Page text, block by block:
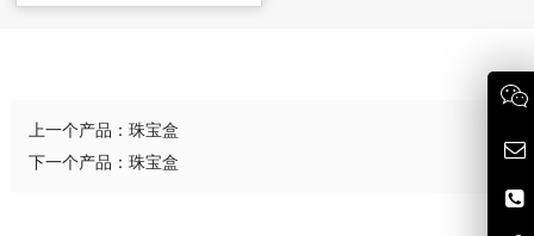
上一个产品： 珠宝盒
下一个产品： 珠宝盒